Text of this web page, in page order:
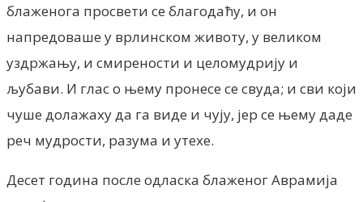
блаженога просвети се благодаћу, и он
напредоваше у врлинском животу, у великом
уздржању, и смирености и целомудрију и
љубави. И глас о њему пронесе се свуда; и сви који
чуше долажаху да га виде и чују, јер се њему даде
реч мудрости, разума и утехе.
Десет година после одласка блаженог Аврамија